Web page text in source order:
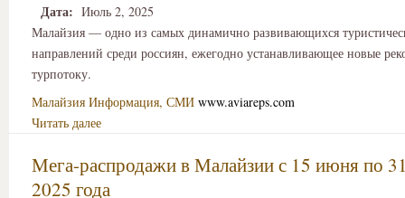
Дата: Июль 2, 2025
Малайзия — одно из самых динамично развивающихся
направлений среди россиян, ежегодно устанавливающее новые
турпотоку.
Малайзия Информация, СМИ www.aviareps.com
Читать далее
Мега-распродажи в Малайзии с 15 июня по
2025 года